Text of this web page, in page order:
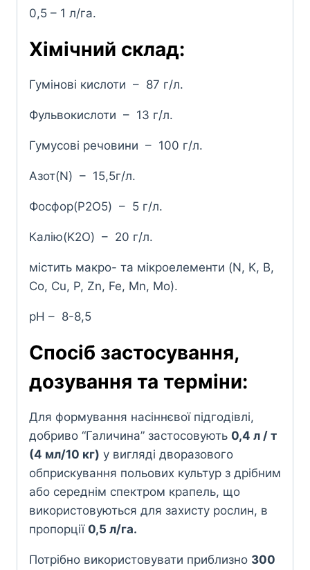
0,5 – 1 л/га.
Хімічний склад:
Гумінові кислоти – 87 г/л.
Фульвокислоти – 13 г/л.
Гумусові речовини – 100 г/л.
Азот(N) – 15,5г/л.
Фосфор(P2O5) – 5 г/л.
Калію(K2O) – 20 г/л.
містить макро- та мікроелементи (N, K, B,
Co, Cu, P, Zn, Fe, Mn, Mo).
pH – 8-8,5
Спосіб застосування,
дозування та терміни:
Для формування насіннєвої підгодівлі,
добриво “Галичина” застосовують 0,4 л / т
(4 мл/10 кг) у вигляді дворазового
обприскування польових культур з дрібним
або середнім спектром крапель, що
використовуються для захисту рослин, в
пропорції 0,5 л/га.
Потрібно використовувати приблизно 300